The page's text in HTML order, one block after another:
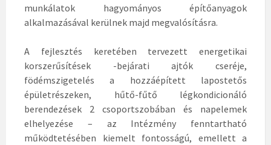
munkálatok hagyományos építőanyagok
alkalmazásával kerülnek majd megvalósításra.
A fejlesztés keretében tervezett energetikai
korszerűsítések -bejárati ajtók cseréje,
födémszigetelés a hozzáépített lapostetős
épületrészeken, hűtő-fűtő légkondicionáló
berendezések 2 csoportszobában és napelemek
elhelyezése – az Intézmény fenntartható
működtetésében kiemelt fontosságú, emellett a